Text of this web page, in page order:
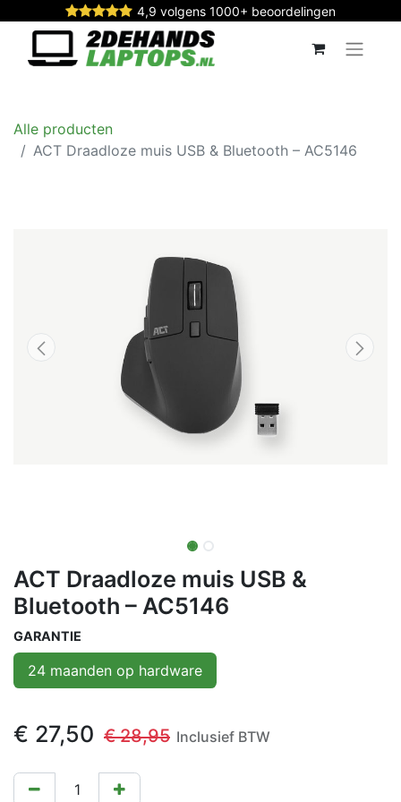
4,9 volgens 1000+ beoordelingen
Alle producten
ACT Draadloze muis USB & Bluetooth – AC5146
ACT Draadloze muis USB &
Bluetooth – AC5146
GARANTIE
24 maanden op hardware
€ 27,50 €28,95 Inclusief BTW